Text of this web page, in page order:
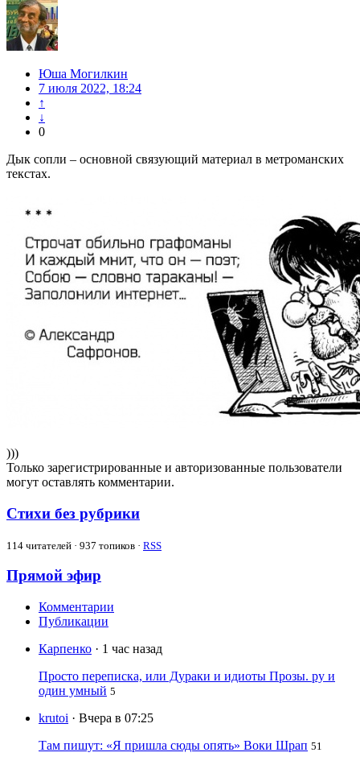
Юша Могилкин
7 июля 2022, 18:24
↑
↓
0
Дык сопли – основной связующий материал в метроманских
текстах.
)))
Только зарегистрированные и авторизованные пользователи
могут оставлять комментарии.
Стихи без рубрики
114 читателей · 937 топиков · RSS
Прямой эфир
Комментарии
Публикации
Карпенко · 1 час назад
Просто переписка, или Дураки и идиоты Прозы. ру и
один умный 5
krutoi · Вчера в 07:25
Там пишут: «Я пришла сюды опять» Воки Шрап 51